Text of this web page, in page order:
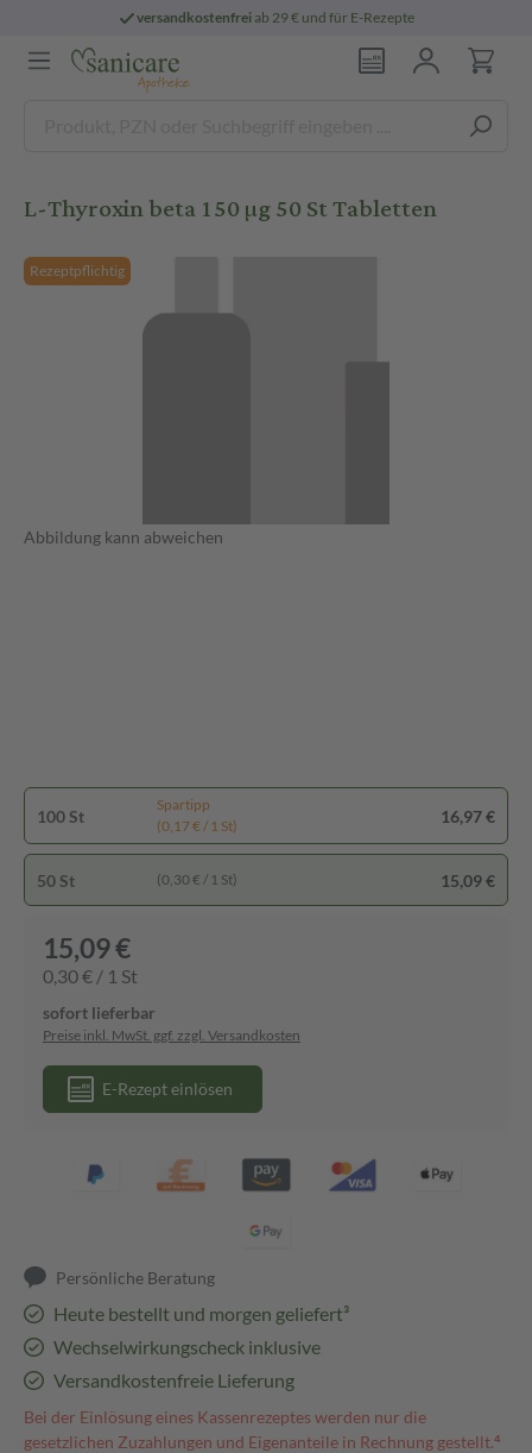
versandkostenfreiab 29 € und für E-Rezepte
L-Thyroxin beta 150 µg 50 St Tabletten
Rezeptpflichtig
Abbildung kann abweichen
100 St
Spartipp
(0,17 € / 1 St)
16,97 €
50 St (0,30 € / 1 St) 15,09 €
15,09 €
0,30 € / 1 St
sofort lieferbar
Preise inkl. MwSt. ggf. zzgl. Versandkosten
E-Rezept einlösen
Persönliche Beratung
Heute bestellt und morgen geliefert³
Wechselwirkungscheck inklusive
Versandkostenfreie Lieferung
Bei der Einlösung eines Kassenrezeptes werden nur die
gesetzlichen Zuzahlungen und Eigenanteile in Rechnung gestellt.⁴